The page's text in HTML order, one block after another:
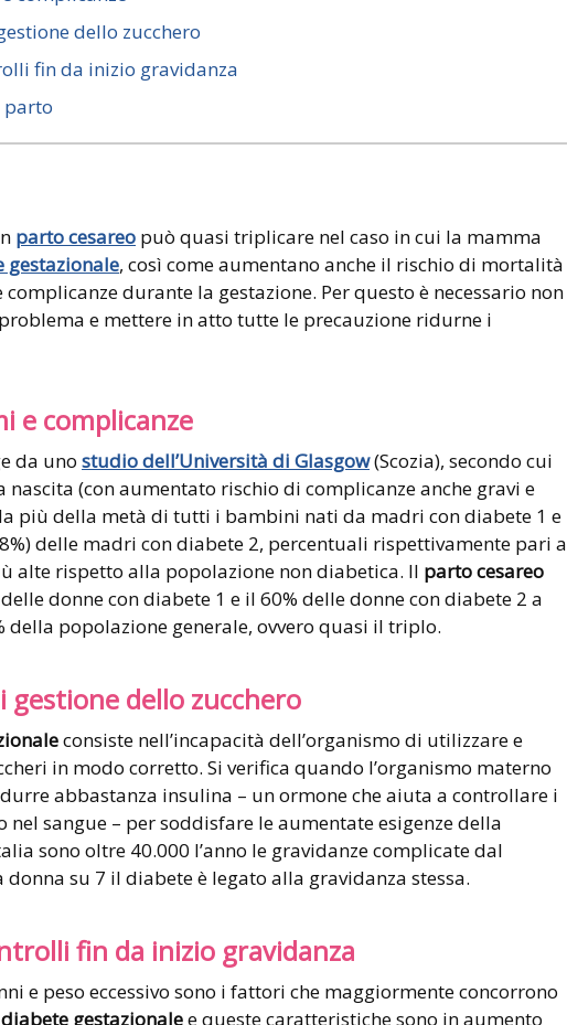
dello zucchero
fin da inizio gravidanza
parto
parto cesareo può quasi triplicare nel caso in cui la mamma
gestazionale, così come aumentano anche il rischio di mortalità
durante la gestazione. Per questo è necessario non
e mettere in atto tutte le precauzione ridurne i
e complicanze
da uno studio dell’Università di Glasgow(Scozia), secondo cui
nascita (con aumentato rischio di complicanze anche gravi e
più della metà di tutti i bambini nati da madri con diabete 1 e
delle madri con diabete 2, percentuali rispettivamente pari a
alte rispetto alla popolazione non diabetica. Il parto cesareo
donne con diabete 1 e il 60% delle donne con diabete 2 a
della popolazione generale, ovvero quasi il triplo.
gestione dello zucchero
consiste nell’incapacità dell’organismo di utilizzare e
in modo corretto. Si verifica quando l’organismo materno
abbastanza insulina – un ormone che aiuta a controllare i
nel sangue – per soddisfare le aumentate esigenze della
sono oltre 40.000 l’anno le gravidanze complicate dal
donna su 7 il diabete è legato alla gravidanza stessa.
fin da inizio gravidanza
e peso eccessivo sono i fattori che maggiormente concorrono
diabete gestazionalee queste caratteristiche sono in aumento